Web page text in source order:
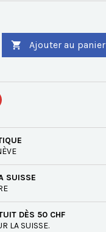
 Ajouter au panier
SUISSE
DÈS 50 CHF
LA SUISSE.